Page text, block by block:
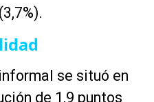
se situó en
de 1,9 puntos